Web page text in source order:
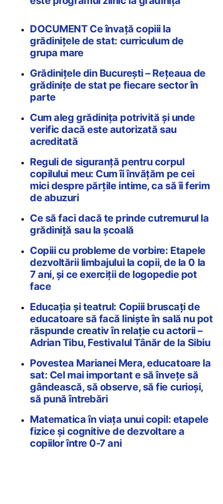
DOCUMENT Ce învață copiii la
grădinițele de stat: curriculum de
grupa mare
Grădinițele din București – Rețeaua de
grădinițe de stat pe fiecare sector în
parte
Cum aleg grădinița potrivită și unde
verific dacă este autorizată sau
acreditată
Reguli de siguranță pentru corpul
copilului meu: Cum îi învățăm pe cei
mici despre părțile intime, ca să îi ferim
de abuzuri
Ce să faci dacă te prinde cutremurul la
grădiniță sau la școală
Copiii cu probleme de vorbire: Etapele
dezvoltării limbajului la copii, de la 0 la
7 ani, și ce exerciții de logopedie pot
face
Educația și teatrul: Copiii bruscați de
educatoare să facă liniște în sală nu pot
răspunde creativ în relație cu actorii –
Adrian Tibu, Festivalul Tânăr de la Sibiu
Povestea Marianei Mera, educatoare la
sat: Cel mai important e să învețe să
gândească, să observe, să fie curioși,
să pună întrebări
Matematica în viața unui copil: etapele
fizice și cognitive de dezvoltare a
copiilor între 0-7 ani